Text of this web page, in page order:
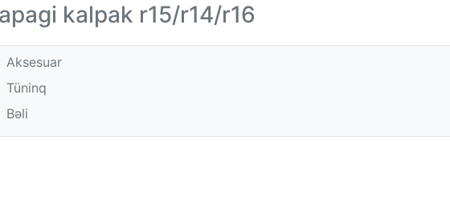
kalpak r15/r14/r16
Aksesuar
Tüninq
Bəli